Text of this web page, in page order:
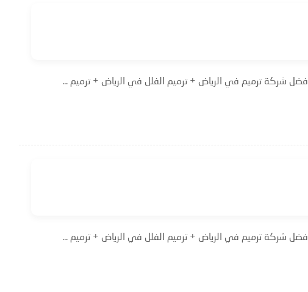
شركة ترميم في الرياض + ترميم الفلل في الرياض + ترميم ...
شركة ترميم في الرياض + ترميم الفلل في الرياض + ترميم ...